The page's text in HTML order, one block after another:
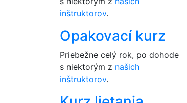
inštruktorov.
Opakovací kurz
Priebežne celý rok, po dohode
s niektorým z našich
inštruktorov.